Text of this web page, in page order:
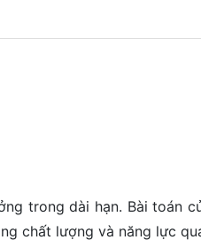
trong dài hạn. Bài toán
chất lượng và năng lực